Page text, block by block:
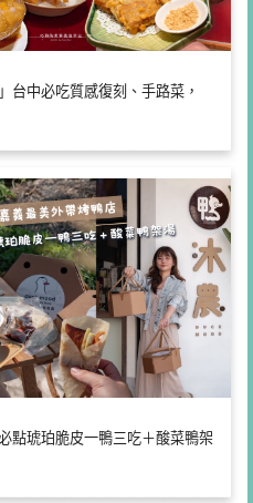
台中必吃質感復刻、手路菜，
點琥珀脆皮一鴨三吃＋酸菜鴨架